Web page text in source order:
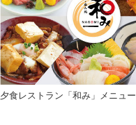
夕食レストラン「和み」メニュー